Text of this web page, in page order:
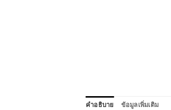
คำอธิบาย ข้อมูลเพิ่มเติม